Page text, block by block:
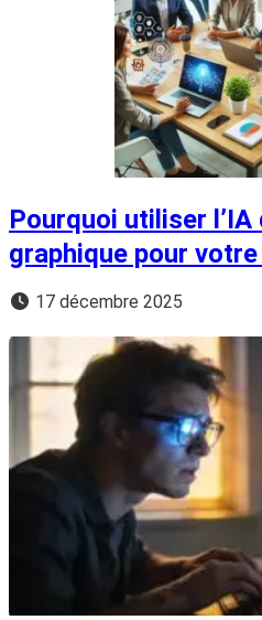
Pourquoi utiliser
graphique pour
17 décembre 2025